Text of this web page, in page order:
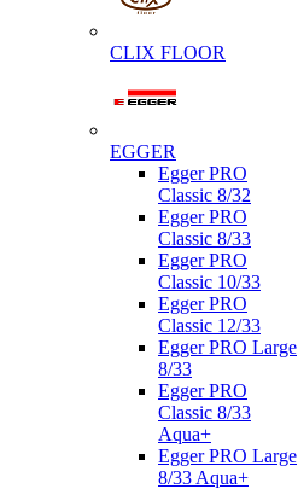
CLIX FLOOR
EGGER
Egger PRO
Classic 8/32
Egger PRO
Classic 8/33
Egger PRO
Classic 10/33
Egger PRO
Classic 12/33
Egger PRO Large
8/33
Egger PRO
Classic 8/33
Aqua+
Egger PRO Large
8/33 Aqua+